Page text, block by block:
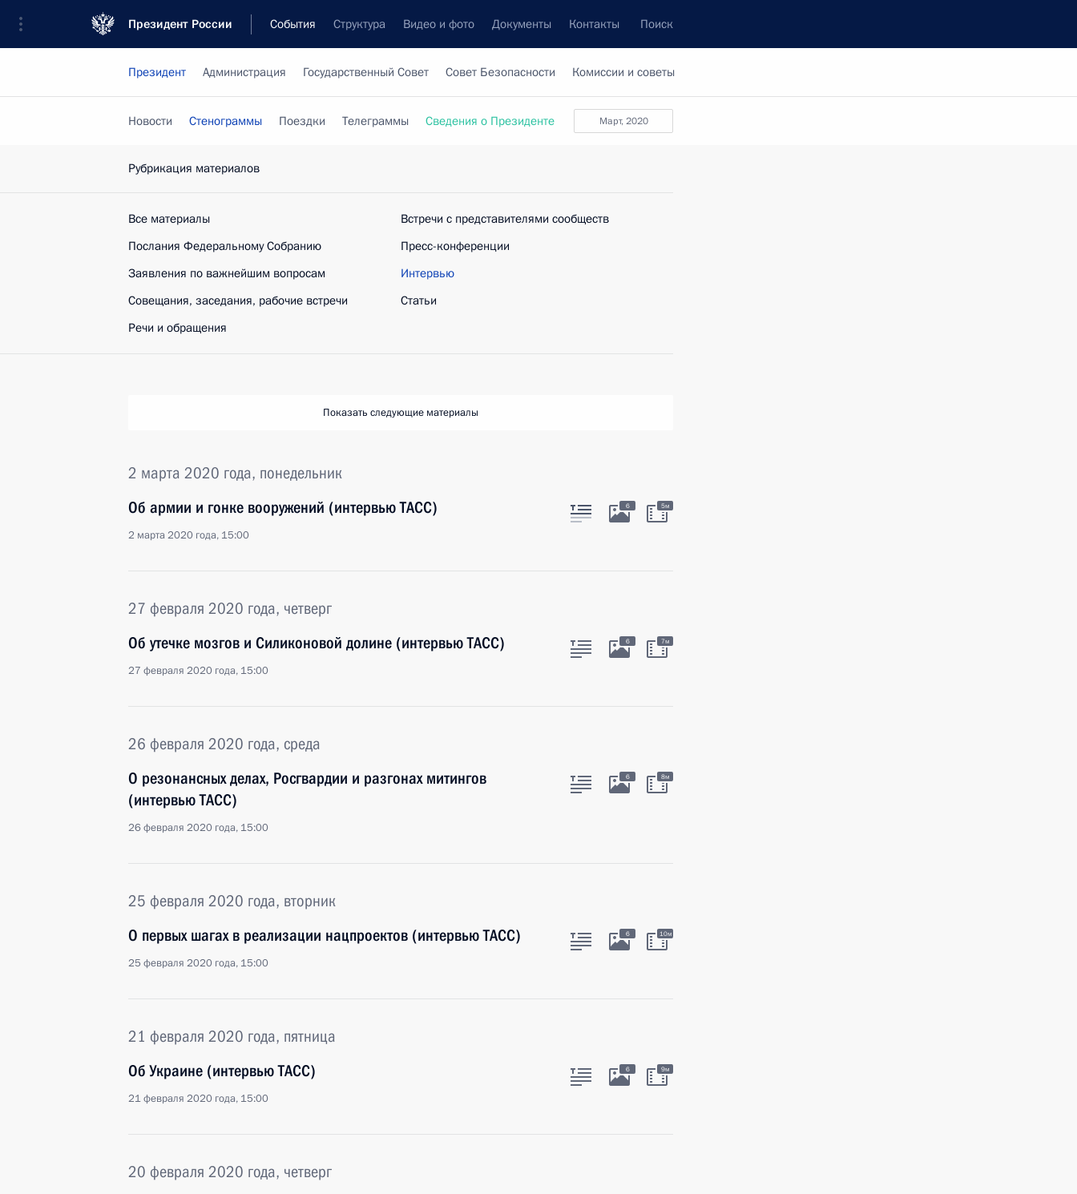
Президент России События Структура Видео и фото Документы Контакты Поиск
Президент Администрация Государственный Совет Совет Безопасности Комиссии и советы
март, 2020
Новости Стенограммы Поездки Телеграммы Сведения о Президенте
Рубрикация материалов
Все материалы
Послания Федеральному Собранию
Заявления по важнейшим вопросам
Совещания, заседания, рабочие встречи
Речи и обращения
Встречи с представителями сообществ
Пресс-конференции
Интервью
Статьи
Показать следующие материалы
2 марта 2020 года, понедельник
Об армии и гонке вооружений (интервью ТАСС)
2 марта 2020 года, 15:00
6 5м
27 февраля 2020 года, четверг
Об утечке мозгов и Силиконовой долине (интервью ТАСС)
27 февраля 2020 года, 15:00
6 7м
26 февраля 2020 года, среда
О резонансных делах, Росгвардии и разгонах митингов
(интервью ТАСС)
26 февраля 2020 года, 15:00
6 8м
25 февраля 2020 года, вторник
О первых шагах в реализации нацпроектов (интервью ТАСС)
25 февраля 2020 года, 15:00
6 10м
21 февраля 2020 года, пятница
Об Украине (интервью ТАСС)
21 февраля 2020 года, 15:00
6 9м
20 февраля 2020 года, четверг